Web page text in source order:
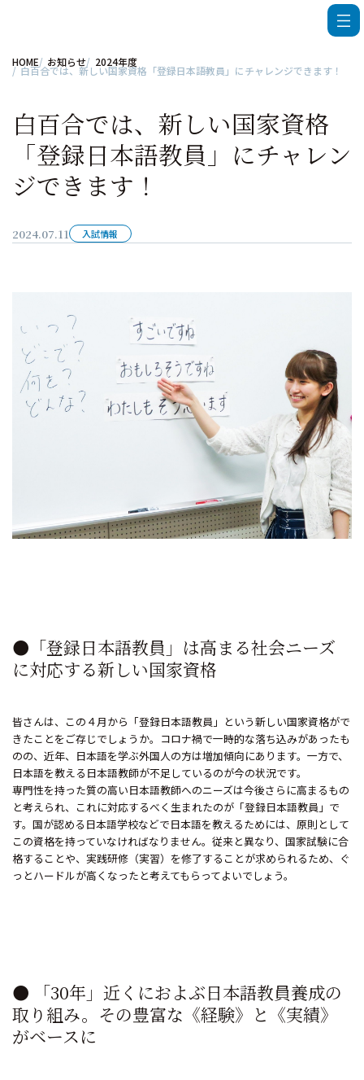
HOME お知らせ 2024年度
白百合では、新しい国家資格「登録日本語教員」にチャレンジできます！
白百合では、新しい国家資格
「登録日本語教員」にチャレン
ジできます！
2024.07.11 入試情報
●「登録日本語教員」は高まる社会ニーズ
に対応する新しい国家資格
皆さんは、この４月から「登録日本語教員」という新しい国家資格がで
きたことをご存じでしょうか。コロナ禍で一時的な落ち込みがあったも
のの、近年、日本語を学ぶ外国人の方は増加傾向にあります。一方で、
日本語を教える日本語教師が不足しているのが今の状況です。
専門性を持った質の高い日本語教師へのニーズは今後さらに高まるもの
と考えられ、これに対応するべく生まれたのが「登録日本語教員」で
す。国が認める日本語学校などで日本語を教えるためには、原則として
この資格を持っていなければなりません。従来と異なり、国家試験に合
格することや、実践研修（実習）を修了することが求められるため、ぐ
っとハードルが高くなったと考えてもらってよいでしょう。
● 「30年」近くにおよぶ日本語教員養成の
取り組み。その豊富な《経験》と《実績》
がベースに